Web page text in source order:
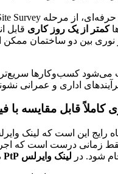
کمتر از یک روز کاری قابل
نوری بین دو ساختمان
می‌شود کسب‌وکارها سریع‌تر
اداری و عمرانی
رایج این است که لینک وایرلس
زمانی درست است که
شود. در لینک وایرلس PtP میکروتیک